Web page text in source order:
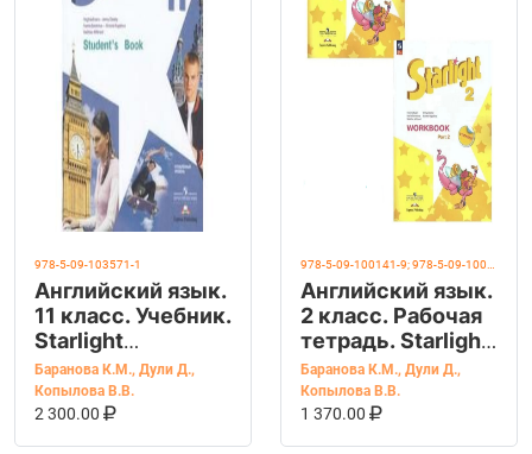
978-5-09-103571-1
Английский язык.
11 класс. Учебник.
Starlight
(Звездный
английский).
Баранова К.М.
Баранова К.М., Дули Д.,
Копылова В.В.
2 300.00
В КОРЗИНУ
Английский язык.
2 класс. Рабочая
тетрадь. Starlight
(Звездный
английский).
Часть 1 и 2.
Баранова К.М.
Баранова К.М., Дули Д.,
Копылова В.В.
1 370.00
В КОРЗИНУ